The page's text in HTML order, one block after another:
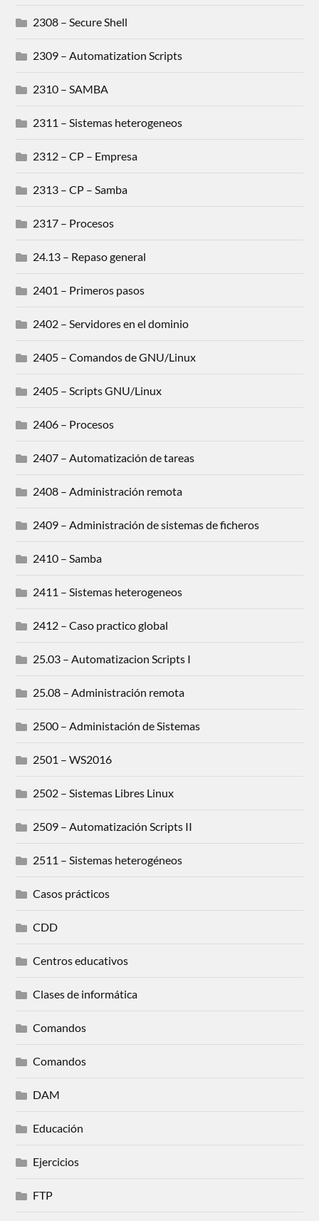
2308 – Secure Shell
2309 – Automatization Scripts
2310 – SAMBA
2311 – Sistemas heterogeneos
2312 – CP – Empresa
2313 – CP – Samba
2317 – Procesos
24.13 – Repaso general
2401 – Primeros pasos
2402 – Servidores en el dominio
2405 – Comandos de GNU/Linux
2405 – Scripts GNU/Linux
2406 – Procesos
2407 – Automatización de tareas
2408 – Administración remota
2409 – Administración de sistemas de ficheros
2410 – Samba
2411 – Sistemas heterogeneos
2412 – Caso practico global
25.03 – Automatizacion Scripts I
25.08 – Administración remota
2500 – Administación de Sistemas
2501 – WS2016
2502 – Sistemas Libres Linux
2509 – Automatización Scripts II
2511 – Sistemas heterogéneos
Casos prácticos
CDD
Centros educativos
Clases de informática
Comandos
Comandos
DAM
Educación
Ejercicios
FTP